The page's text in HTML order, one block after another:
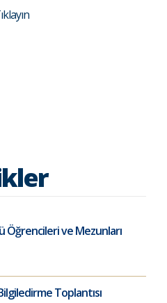
Öğrencileri ve Mezunları
Toplantısı